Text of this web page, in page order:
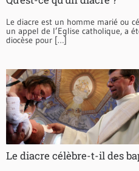
Le diacre est un homme marié ou
un appel de l’Eglise catholique, a
diocèse pour […]
Le diacre célèbre-t-il des